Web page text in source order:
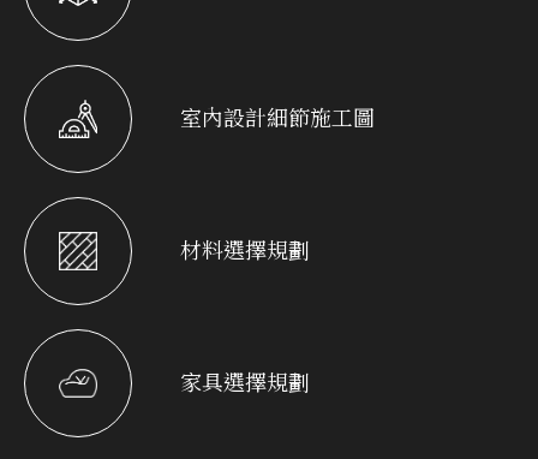
室內設計細節施工圖
材料選擇規劃
家具選擇規劃